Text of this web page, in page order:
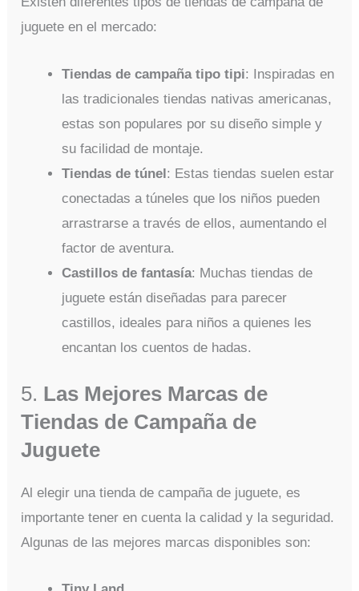
juguete en el mercado:
Tiendas de campaña tipo tipi: Inspiradas en
las tradicionales tiendas nativas americanas,
estas son populares por su diseño simple y
su facilidad de montaje.
Tiendas de túnel: Estas tiendas suelen estar
conectadas a túneles que los niños pueden
arrastrarse a través de ellos, aumentando el
factor de aventura.
Castillos de fantasía: Muchas tiendas de
juguete están diseñadas para parecer
castillos, ideales para niños a quienes les
encantan los cuentos de hadas.
5. Las Mejores Marcas de
Tiendas de Campaña de
Juguete
Al elegir una tienda de campaña de juguete, es
importante tener en cuenta la calidad y la seguridad.
Algunas de las mejores marcas disponibles son: